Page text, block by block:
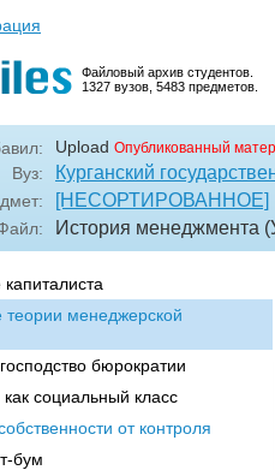
Файловый архив студентов.
1327 вузов, 5483 предметов.
Upload Опубликованный
Вуз: Курганский
[НЕСОРТИРОВАННОЕ]
История менеджмента
и письменность
революция
революция
революция
менеджера
менеджера
менеджмент
революция
менеджерской
бюрократии
социальный класс
от контроля
бум